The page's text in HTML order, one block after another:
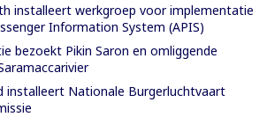
installeert werkgroep voor implementatie
Information System (APIS)
bezoekt Pikin Saron en omliggende
installeert Nationale Burgerluchtvaart